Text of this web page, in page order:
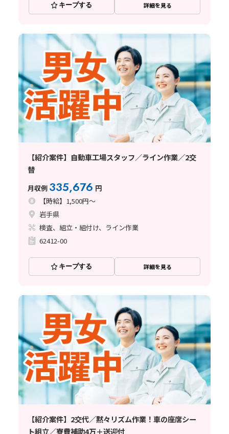
キープする 詳細を見る
【紹介案件】自動車工場スタッフ／ライン作業／2交
替
月収例 335,676 円
【時給】1,500円～
岩手県
検査、組立・組付け、ライン作業
62412-00
キープする 詳細を見る
【紹介案件】2交代／黙々リズム作業！車の座席シー
ト組立／寮費補助4万＋送迎付